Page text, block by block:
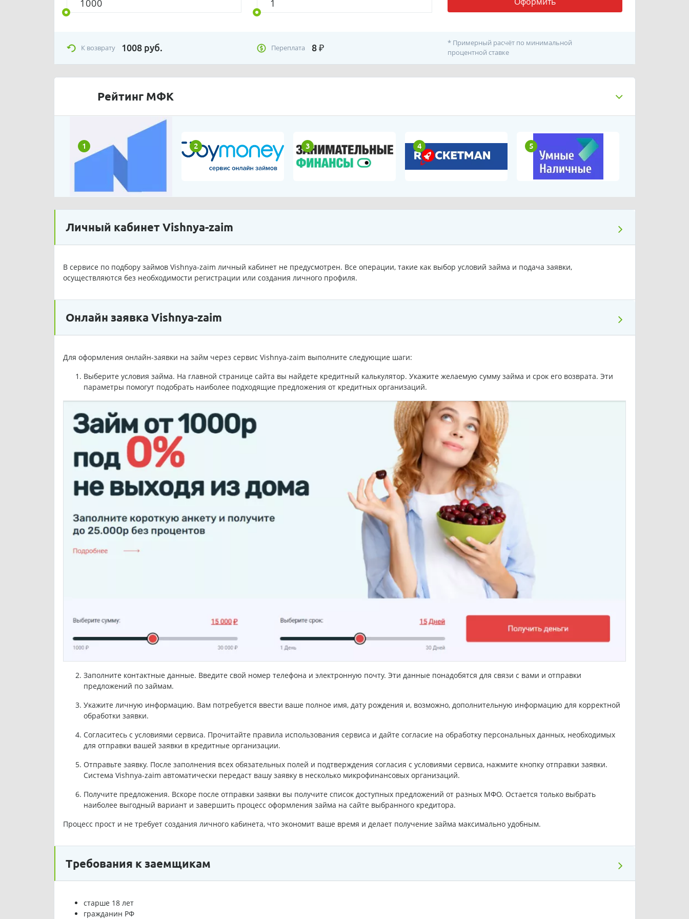
К возврату 1008 руб. Переплата 8₽
* Примерный расчёт по минимальной
процентной ставке
Рейтинг МФК
1 2 3 4 5
Личный кабинет Vishnya-zaim
В сервисе по подбору займов Vishnya-zaim личный кабинет не предусмотрен. Все операции, такие как выбор условий займа и подача заявки,
осуществляются без необходимости регистрации или создания личного профиля.
Онлайн заявка Vishnya-zaim
Для оформления онлайн-заявки на займ через сервис Vishnya-zaim выполните следующие шаги:
Выберите условия займа. На главной странице сайта вы найдете кредитный калькулятор. Укажите желаемую сумму займа и срок его возврата. Эти
параметры помогут подобрать наиболее подходящие предложения от кредитных организаций.
Заполните контактные данные. Введите свой номер телефона и электронную почту. Эти данные понадобятся для связи с вами и отправки
предложений по займам.
Укажите личную информацию. Вам потребуется ввести ваше полное имя, дату рождения и, возможно, дополнительную информацию для корректной
обработки заявки.
Согласитесь с условиями сервиса. Прочитайте правила использования сервиса и дайте согласие на обработку персональных данных, необходимых
для отправки вашей заявки в кредитные организации.
Отправьте заявку. После заполнения всех обязательных полей и подтверждения согласия с условиями сервиса, нажмите кнопку отправки заявки.
Система Vishnya-zaim автоматически передаст вашу заявку в несколько микрофинансовых организаций.
Получите предложения. Вскоре после отправки заявки вы получите список доступных предложений от разных МФО. Остается только выбрать
наиболее выгодный вариант и завершить процесс оформления займа на сайте выбранного кредитора.
Процесс прост и не требует создания личного кабинета, что экономит ваше время и делает получение займа максимально удобным.
Требования к заемщикам
старше 18 лет
гражданин РФ